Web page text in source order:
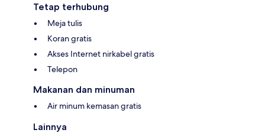
Tetap terhubung
Meja tulis
Koran gratis
Akses Internet nirkabel gratis
Telepon
Makanan dan minuman
Air minum kemasan gratis
Lainnya